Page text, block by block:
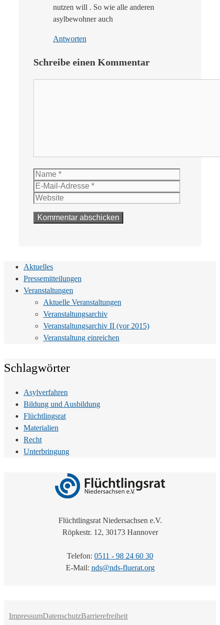
nutzen will . So wie alle anderen
asylbewohner auch
Antworten
Schreibe einen Kommentar
Name
Aktuelles
Pressemitteilungen
Veranstaltungen
Aktuelle Veranstaltungen
Veranstaltungsarchiv
Veranstaltungsarchiv II (vor 2015)
Veranstaltung einreichen
Schlagwörter
Asylverfahren
Bildung und Ausbildung
Flüchtlingsrat
Materialien
Recht
Unterbringung
Flüchtlingsrat Niedersachsen e.V.
Röpkestr. 12, 30173 Hannover
Telefon: 0511 - 98 24 60 30
E-Mail: nds@nds-fluerat.org
ImpressumDatenschutzBarrierefreiheit